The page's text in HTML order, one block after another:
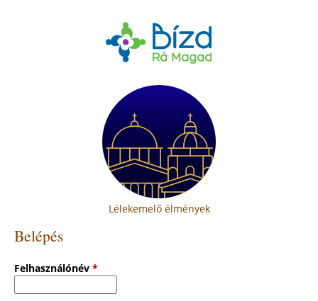
Lélekemelő élmények
Belépés
Felhasználónév *